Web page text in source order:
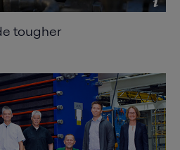
tougher